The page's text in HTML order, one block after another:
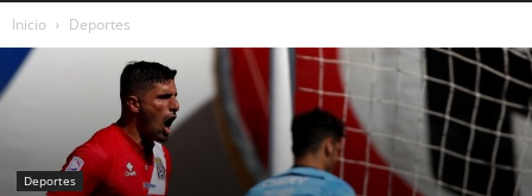
Inicio Deportes
Deportes